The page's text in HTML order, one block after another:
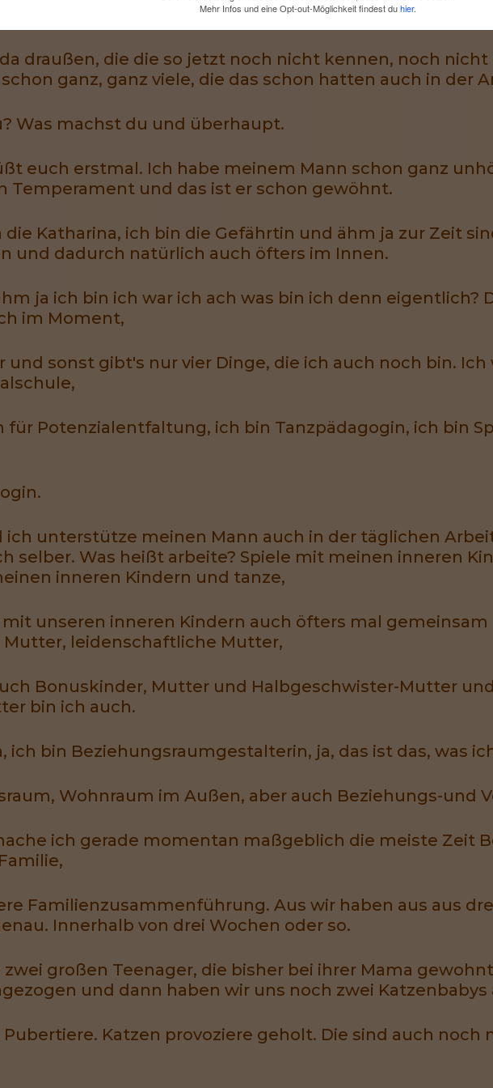
draußen, die die so jetzt noch nicht kennen, noch
ganz, ganz viele, die das schon hatten auch in der
Was machst du und überhaupt.
euch erstmal. Ich habe meinem Mann schon ganz
Temperament und das ist er schon gewöhnt.
die Katharina, ich bin die Gefährtin und ähm ja zur Zeit
und dadurch natürlich auch öfters im Innen.
ja ich bin ich war ich ach was bin ich denn eigentlich?
im Moment,
und sonst gibt's nur vier Dinge, die ich auch noch bin. Ich
für Potenzialentfaltung, ich bin Tanzpädagogin, ich bin
ich unterstütze meinen Mann auch in der täglichen
selber. Was heißt arbeite? Spiele mit meinen inneren
inneren Kindern und tanze,
unseren inneren Kindern auch öfters mal gemeinsam
Mutter, leidenschaftliche Mutter,
Bonuskinder, Mutter und Halbgeschwister-Mutter
bin ich auch.
ich bin Beziehungsraumgestalterin, ja, das ist das, was
Wohnraum im Außen, aber auch Beziehungs-und
ich gerade momentan maßgeblich die meiste Zeit
Familienzusammenführung. Aus wir haben aus aus
Innerhalb von drei Wochen oder so.
großen Teenager, die bisher bei ihrer Mama
und dann haben wir uns noch zwei Katzenbabys
Katzen provoziere geholt. Die sind auch noch
Mehr Infos und eine Opt-out-Möglichkeit findest duhier.